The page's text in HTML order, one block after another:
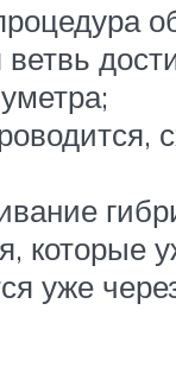
которые
уже